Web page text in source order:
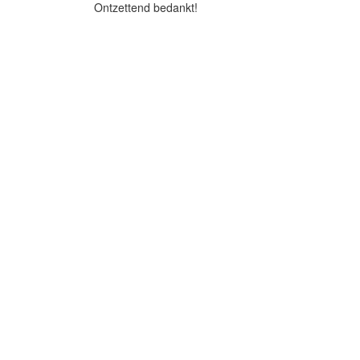
Ontzettend bedankt!